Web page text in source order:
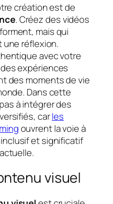
création est de
. Créez des vidéos
mais qui
réflexion.
avec votre
expériences
des moments de vie
Dans cette
à intégrer des
carles
ouvrent la voie à
et significatif
visuel